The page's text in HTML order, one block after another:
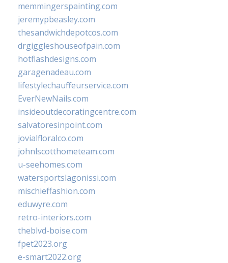
memmingerspainting.com
jeremypbeasley.com
thesandwichdepotcos.com
drgiggleshouseofpain.com
hotflashdesigns.com
garagenadeau.com
lifestylechauffeurservice.com
EverNewNails.com
insideoutdecoratingcentre.com
salvatoresinpoint.com
jovialfloralco.com
johnlscotthometeam.com
u-seehomes.com
watersportslagonissi.com
mischieffashion.com
eduwyre.com
retro-interiors.com
theblvd-boise.com
fpet2023.org
e-smart2022.org